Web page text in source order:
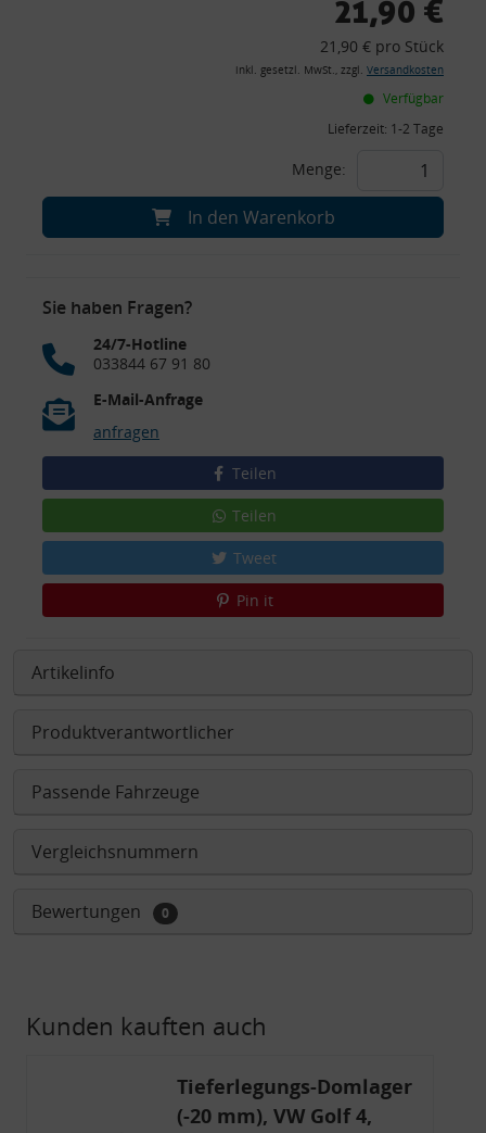
21,90 €
21,90 € pro Stück
inkl. gesetzl. MwSt., zzgl. Versandkosten
Verfügbar
Lieferzeit: 1-2 Tage
Menge:
In den Warenkorb
Sie haben Fragen?
24/7-Hotline
033844 67 91 80
E-Mail-Anfrage
anfragen
Teilen
Teilen
Tweet
Pin it
Artikelinfo
Produktverantwortlicher
Passende Fahrzeuge
Vergleichsnummern
Bewertungen 0
Kunden kauften auch
Tieferlegungs-Domlager
(-20 mm), VW Golf 4,